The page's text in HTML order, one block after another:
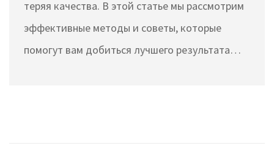
теряя качества. В этой статье мы рассмотрим
эффективные методы и советы, которые
помогут вам добиться лучшего результата